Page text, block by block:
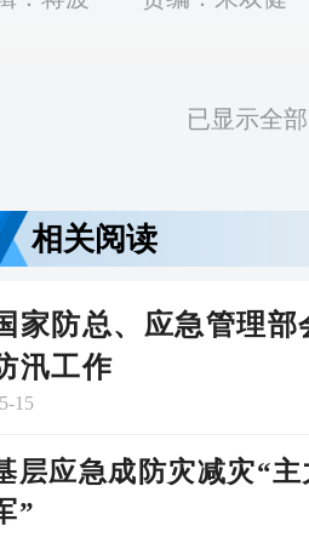
已显示全
相关阅读
家防总、应急管理
汛工作
15
层应急成防灾减灾“主
”